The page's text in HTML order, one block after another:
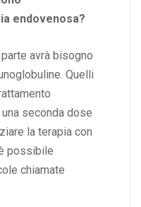
endovenosa?
avrà bisogno
Quelli
seconda dose
la terapia con
possibile
chiamate